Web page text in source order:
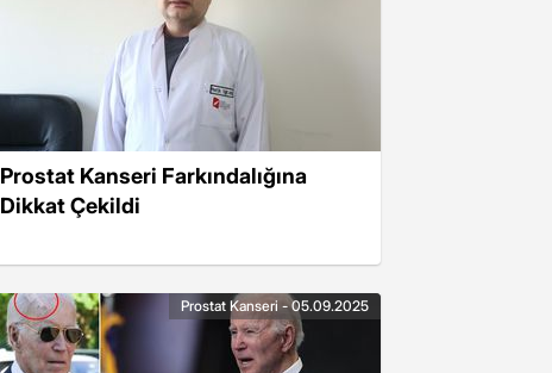
Prostat Kanseri Farkındalığına
Dikkat Çekildi
Prostat Kanseri - 05.09.2025